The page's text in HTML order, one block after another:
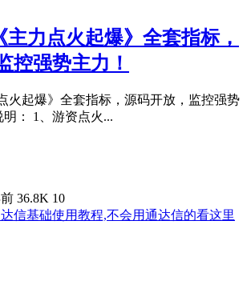
力点火起爆》全套指标，
控强势主力！
火起爆》全套指标，源码开放，监控强势
： 1、游资点火...
36.8K 10